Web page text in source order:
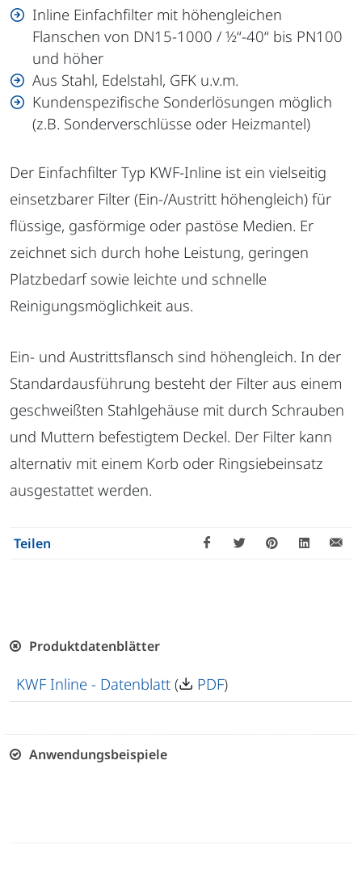
Inline Einfachfilter mit höhengleichen
Flanschen von DN15-1000 / ½“-40“ bis PN100
und höher
Aus Stahl, Edelstahl, GFK u.v.m.
Kundenspezifische Sonderlösungen möglich
(z.B. Sonderverschlüsse oder Heizmantel)
Der Einfachfilter Typ KWF-Inline ist ein vielseitig
einsetzbarer Filter (Ein-/Austritt höhengleich) für
flüssige, gasförmige oder pastöse Medien. Er
zeichnet sich durch hohe Leistung, geringen
Platzbedarf sowie leichte und schnelle
Reinigungsmöglichkeit aus.
Ein- und Austrittsflansch sind höhengleich. In der
Standardausführung besteht der Filter aus einem
geschweißten Stahlgehäuse mit durch Schrauben
und Muttern befestigtem Deckel. Der Filter kann
alternativ mit einem Korb oder Ringsiebeinsatz
ausgestattet werden.
Teilen
Produktdatenblätter
KWF Inline - Datenblatt ( PDF)
Anwendungsbeispiele